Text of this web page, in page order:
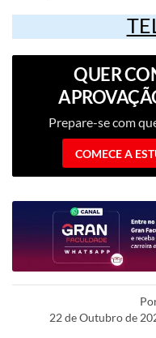
QUER
Prepare-se com
COMECE A
22 de Outubro de